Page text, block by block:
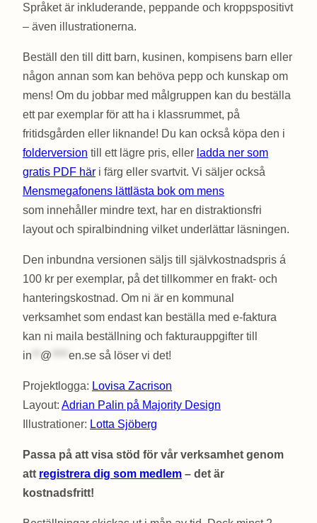
Språket är inkluderande, peppande och kroppspositivt
– även illustrationerna.
Beställ den till ditt barn, kusinen, kompisens barn eller
någon annan som kan behöva pepp och kunskap om
mens! Om du jobbar med målgruppen kan du beställa
ett par exemplar för att ha i klassrummet, på
fritidsgården eller liknande! Du kan också köpa den i
folderversion till ett lägre pris, eller ladda ner som
gratis PDF här i färg eller svartvit. Vi säljer också
Mensmegafonens lättlästa bok om mens
som innehåller mindre text, har en distraktionsfri
layout och spiralbindning vilket underlättar läsningen.
Den inbundna versionen säljs till självkostnadspris á
100 kr per exemplar, på det tillkommer en frakt- och
hanteringskostnad. Om ni är en kommunal
verksamhet som endast kan beställa med e-faktura
kan ni maila beställning och fakturauppgifter till
in
@ en.se så löser vi det!
Projektlogga: Lovisa Zacrison
Layout: Adrian Palin på Majority Design
Illustrationer: Lotta Sjöberg
Passa på att visa stöd för vår verksamhet genom
att registrera dig som medlem – det är
kostnadsfritt!